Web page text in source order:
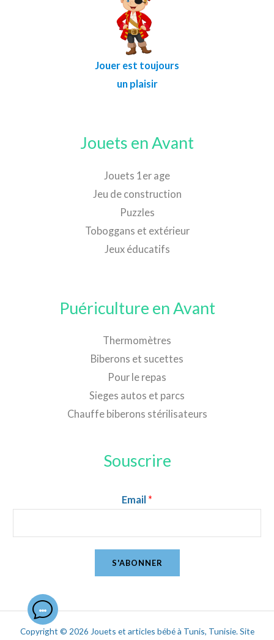
Jouer est toujours
un plaisir
Jouets en Avant
Jouets 1er age
Jeu de construction
Puzzles
Toboggans et extérieur
Jeux éducatifs
Puériculture en Avant
Thermomètres
Biberons et sucettes
Pour le repas
Sieges autos et parcs
Chauffe biberons stérilisateurs
Souscrire
Email *
S'ABONNER
Copyright © 2026 Jouets et articles bébé à Tunis, Tunisie. Site